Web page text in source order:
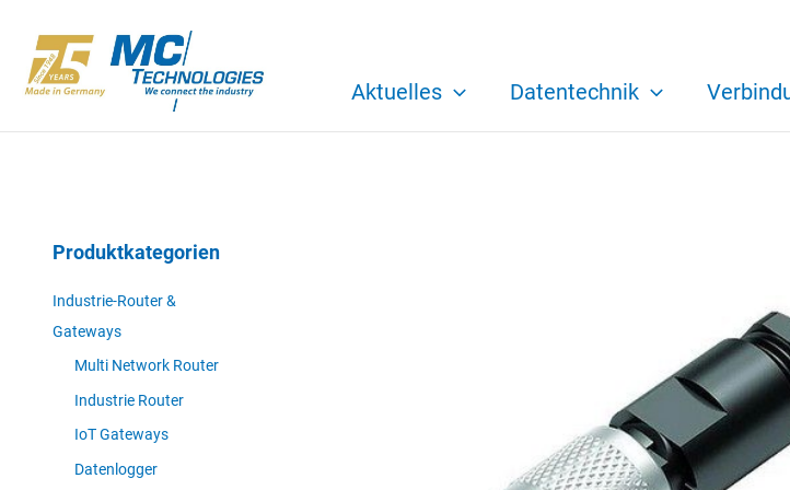
Inhalt
springen
Aktuelles Datentechnik
Produktkategorien
Industrie-Router &
Gateways
Multi Network Router
Industrie Router
IoT Gateways
Datenlogger